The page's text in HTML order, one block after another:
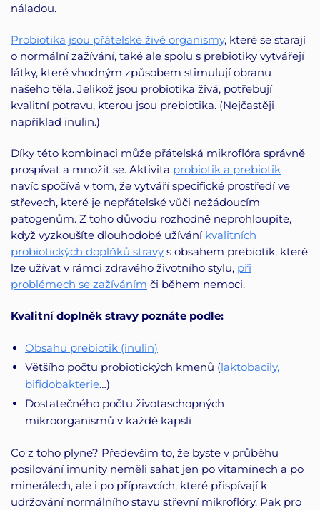
náladou.
Probiotika jsou přátelské živé organismy, které se starají
o normální zažívání, také ale spolu s prebiotiky vytvářejí
látky, které vhodným způsobem stimulují obranu
našeho těla. Jelikož jsou probiotika živá, potřebují
kvalitní potravu, kterou jsou prebiotika. (Nejčastěji
například inulin.)
Díky této kombinaci může přátelská mikroflóra správně
prospívat a množit se. Aktivita probiotik a prebiotik
navíc spočívá v tom, že vytváří specifické prostředí ve
střevech, které je nepřátelské vůči nežádoucím
patogenům. Z toho důvodu rozhodně neprohloupíte,
když vyzkoušíte dlouhodobé užívání kvalitních
probiotických doplňků stravy s obsahem prebiotik, které
lze užívat v rámci zdravého životního stylu, při
problémech se zažíváním či během nemoci.
Kvalitní doplněk stravy poznáte podle:
Obsahu prebiotik (inulin)
Většího počtu probiotických kmenů (laktobacily,
bifidobakterie…)
Dostatečného počtu životaschopných
mikroorganismů v každé kapsli
Co z toho plyne? Především to, že byste v průběhu
posilování imunity neměli sahat jen po vitamínech a po
minerálech, ale i po přípravcích, které přispívají k
udržování normálního stavu střevní mikroflóry. Pak pro